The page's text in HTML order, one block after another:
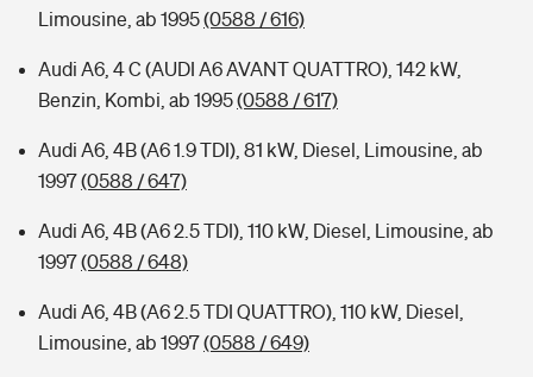
Limousine, ab 1995(0588 / 616)
Audi A6, 4 C (AUDI A6 AVANT QUATTRO), 142 kW,
Benzin, Kombi, ab 1995(0588 / 617)
Audi A6, 4B (A6 1.9 TDI), 81 kW, Diesel, Limousine, ab
1997(0588 / 647)
Audi A6, 4B (A6 2.5 TDI), 110 kW, Diesel, Limousine, ab
1997(0588 / 648)
Audi A6, 4B (A6 2.5 TDI QUATTRO), 110 kW, Diesel,
Limousine, ab 1997(0588 / 649)